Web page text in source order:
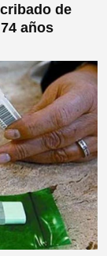
de
años